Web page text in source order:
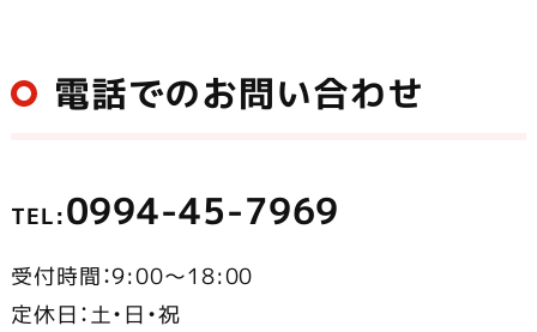
電話でのお問い合わせ
TEL:0994-45-7969
受付時間：9:00～18:00
定休日：土・日・祝